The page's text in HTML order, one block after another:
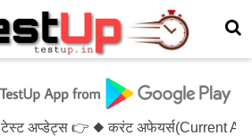
अप्डेट्स 👉 ◆ करंट अफेयर्स(Current